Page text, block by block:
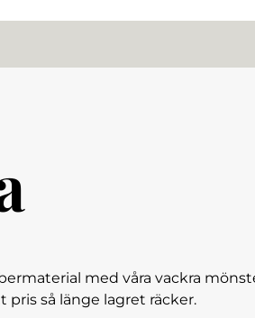
med våra vackra
så länge lagret räcker.